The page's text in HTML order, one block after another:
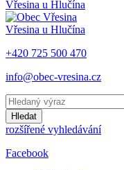
Vřesina u Hlučína
Vřesina u Hlučína
+420 725 500 470
info@obec-vresina.cz
Hledat
rozšířené vyhledávání
Facebook